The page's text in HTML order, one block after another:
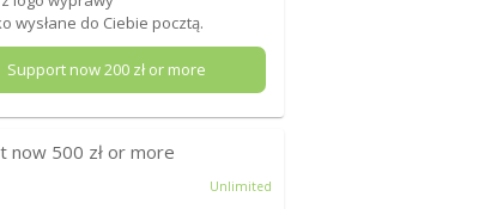
wysłane do Ciebie pocztą.
Support now200zł or more
now 500 zł or more
Unlimited